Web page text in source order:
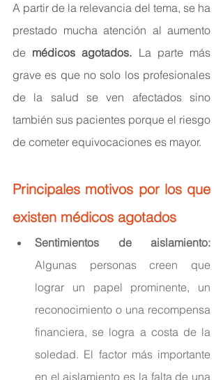
A partir de la relevancia del tema, se ha
prestado mucha atención al aumento
de médicos agotados. La parte más
grave es que no solo los profesionales
de la salud se ven afectados sino
también sus pacientes porque el riesgo
de cometer equivocaciones es mayor.
Principales motivos por los que
existen médicos agotados
Sentimientos de aislamiento:
Algunas personas creen que
lograr un papel prominente, un
reconocimiento o una recompensa
financiera, se logra a costa de la
soledad. El factor más importante
en el aislamiento es la falta de una